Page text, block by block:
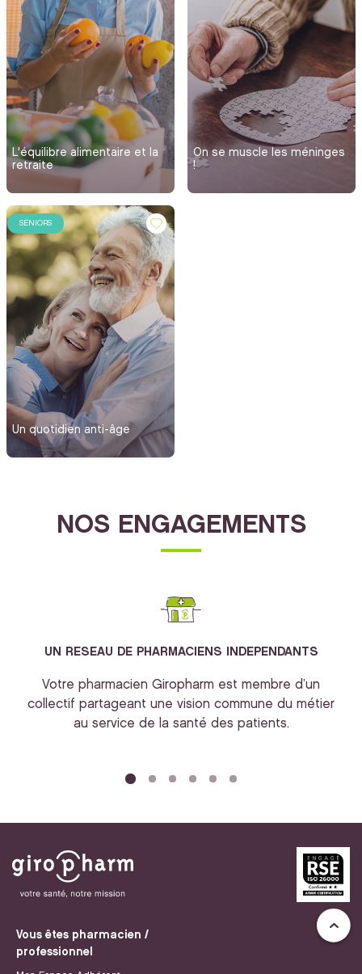
L'équilibre alimentaire et la
retraite
On se muscle les méninges
!
SÉNIORS
Un quotidien anti-âge
NOS ENGAGEMENTS
UN RESEAU DE PHARMACIENS INDEPENDANTS
Votre pharmacien Giropharm est membre d’un
collectif partageant une vision commune du métier
au service de la santé des patients.
Vous êtes pharmacien /
professionnel